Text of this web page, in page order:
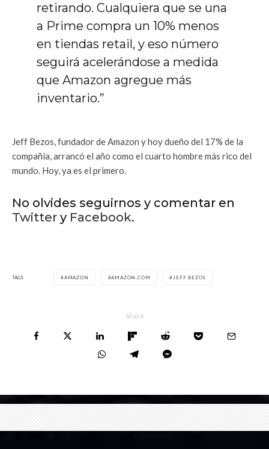
retirando. Cualquiera que se una
a Prime compra un 10% menos
en tiendas retail, y eso número
seguirá acelerándose a medida
que Amazon agregue más
inventario.”
Jeff Bezos, fundador de Amazon y hoy dueño del 17% de la
compañía, arrancó el año como el cuarto hombre más rico del
mundo. Hoy, ya es el primero.
No olvides seguirnos y comentar en
Twitter y Facebook.
TAGS AMAZON AMAZON.COM JEFF BEZOS
Share